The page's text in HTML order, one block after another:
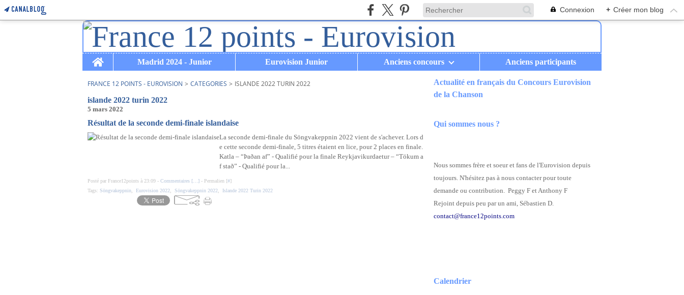
Connexion + Créer mon blog
Home
Madrid 2024 - Junior Eurovision Junior Anciens concours Anciens participants
FRANCE 12 POINTS - EUROVISION > CATEGORIES > ISLANDE 2022 TURIN 2022
islande 2022 turin 2022
5 mars 2022
Résultat de la seconde demi-finale islandaise
La seconde demi-finale du Söngvakeppnin 2022 vient de s'achever. Lors d
e cette seconde demi-finale, 5 titres étaient en lice, pour 2 places en finale.
Katla – “Þaðan af” - Qualifié pour la finale Reykjavikurdaetur – “Tökum a
f stað” - Qualifié pour la...
Posté par France12points à 23:09 - Commentaires [ ] - Permalien [#]
Tags: Söngvakeppnin Eurovision 2022 Söngvakeppnin 2022 Islande 2022 Turin 2022
Actualité en français du Concours Eurovision
de la Chanson
Qui sommes nous ?
Nous sommes frère et soeur et fans de l'Eurovision depuis
toujours. N'hésitez pas à nous contacter pour toute
demande ou contribution. Peggy F et Anthony F
Rejoint depuis peu par un ami, Sébastien D.
contact@france12points.com
Calendrier